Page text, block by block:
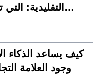
التقليدية:
وجود العلامة